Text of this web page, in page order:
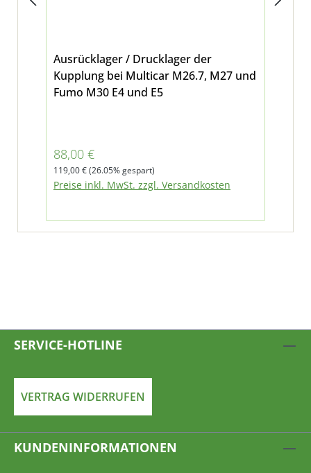
Ausrücklager / Drucklager der
Kupplung bei Multicar M26.7, M27 und
Fumo M30 E4 und E5
Verkaufspreis:
88,00 €
Regulärer Preis:
119,00 €(26.05% gespart)
Preise inkl. MwSt. zzgl. Versandkosten
SERVICE-HOTLINE
VERTRAG WIDERRUFEN
KUNDENINFORMATIONEN